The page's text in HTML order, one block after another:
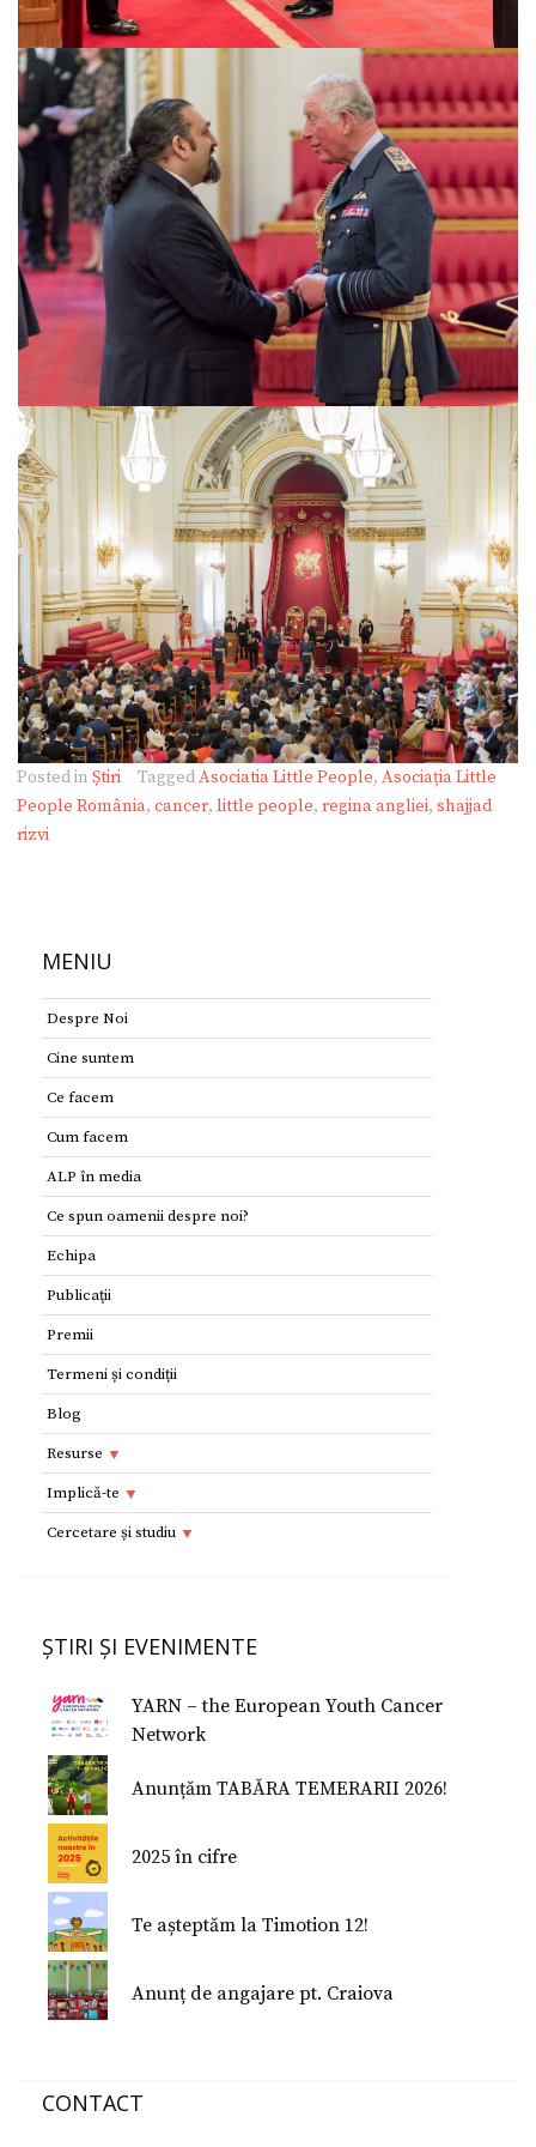
Posted in Știri TaggedAsociatia Little People,Asociația Little
People România, cancer, little people, regina angliei, shajjad
rizvi
MENIU
Despre Noi
Cine suntem
Ce facem
Cum facem
ALP în media
Ce spun oamenii despre noi?
Echipa
Publicaţii
Premii
Termeni și condiții
Blog
Resurse
Resurse
Adolescenţi şi tineri
Formularul E 112
Implică-te
Implică-te
Donează
Cercetare și studiu
Conferinţe Medicale
Studiu Temerarii
Nu Mi-e Frică!
ȘTIRI ȘI EVENIMENTE
YARN – the European Youth Cancer
Network
Anunțăm TABĂRA TEMERARII 2026!
2025 în cifre
Te așteptăm la Timotion 12!
Anunț de angajare pt. Craiova
CONTACT